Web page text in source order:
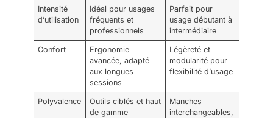
Intensité
d’utilisation
Idéal pour usages
fréquents et
professionnels
Parfait pour
usage débutant à
intermédiaire
Confort
Ergonomie
avancée, adapté
aux longues
sessions
Légèreté et
modularité pour
flexibilité d’usage
Polyvalence
Outils ciblés et haut
de gamme
Manches
interchangeables,